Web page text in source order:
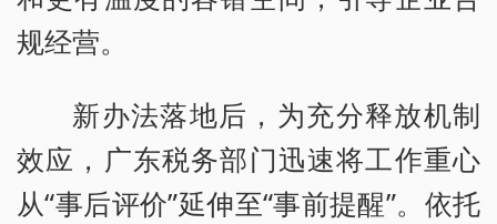
规经营。
新办法落地后，为充分释放机制
效应，广东税务部门迅速将工作重心
从“事后评价”延伸至“事前提醒”。依托